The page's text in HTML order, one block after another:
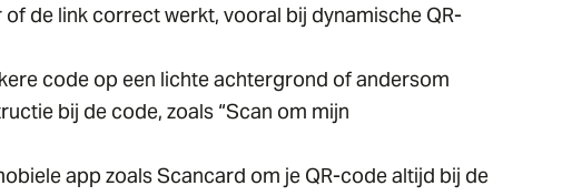
de link correct werkt, vooral bij dynamische QR-
code op een lichte achtergrond of andersom
bij de code, zoals “Scan om mijn
app zoals Scancard om je QR-code altijd bij de